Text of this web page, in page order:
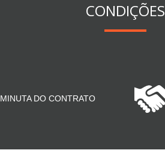
CONDIÇÕES
MINUTA DO CONTRATO